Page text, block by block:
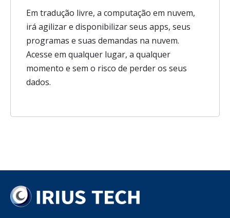
Em tradução livre, a computação em nuvem,
irá agilizar e disponibilizar seus apps, seus
programas e suas demandas na nuvem.
Acesse em qualquer lugar, a qualquer
momento e sem o risco de perder os seus
dados.